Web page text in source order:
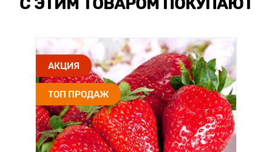
С ЭТИМ ТОВАРОМ ПОКУПАЮТ
АКЦИЯ
ТОП ПРОДАЖ